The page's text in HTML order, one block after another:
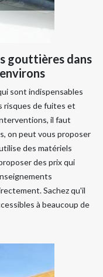
gouttières dans
sont indispensables
risques de fuites et
il faut
on peut vous proposer
des matériels
des prix qui
Sachez qu'il
à beaucoup de